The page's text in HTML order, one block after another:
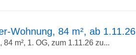
Wohnung, 84 m², ab 1.11.26
m², 1. OG, zum 1.11.26 zu...